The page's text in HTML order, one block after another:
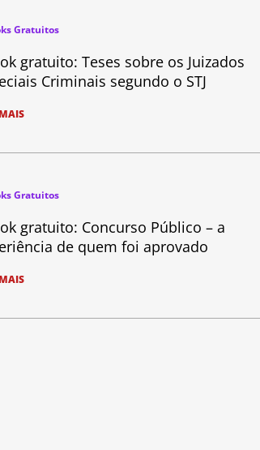
Gratuitos
gratuito: Teses sobre os Juizados
Criminais segundo o STJ
Gratuitos
gratuito: Concurso Público – a
de quem foi aprovado